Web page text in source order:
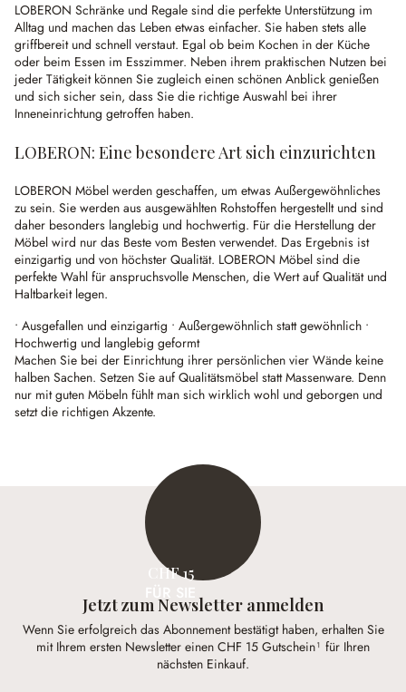
LOBERON Schränke und Regale sind die perfekte Unterstützung im
Alltag und machen das Leben etwas einfacher. Sie haben stets alle
griffbereit und schnell verstaut. Egal ob beim Kochen in der Küche
oder beim Essen im Esszimmer. Neben ihrem praktischen Nutzen bei
jeder Tätigkeit können Sie zugleich einen schönen Anblick genießen
und sich sicher sein, dass Sie die richtige Auswahl bei ihrer
Inneneinrichtung getroffen haben.
LOBERON: Eine besondere Art sich einzurichten
LOBERON Möbel werden geschaffen, um etwas Außergewöhnliches
zu sein. Sie werden aus ausgewählten Rohstoffen hergestellt und sind
daher besonders langlebig und hochwertig. Für die Herstellung der
Möbel wird nur das Beste vom Besten verwendet. Das Ergebnis ist
einzigartig und von höchster Qualität. LOBERON Möbel sind die
perfekte Wahl für anspruchsvolle Menschen, die Wert auf Qualität und
Haltbarkeit legen.
• Ausgefallen und einzigartig • Außergewöhnlich statt gewöhnlich •
Hochwertig und langlebig geformt
Machen Sie bei der Einrichtung ihrer persönlichen vier Wände keine
halben Sachen. Setzen Sie auf Qualitätsmöbel statt Massenware. Denn
nur mit guten Möbeln fühlt man sich wirklich wohl und geborgen und
setzt die richtigen Akzente.
CHF 15
Jetzt zum Newsletter anmelden
Wenn Sie erfolgreich das Abonnement bestätigt haben, erhalten Sie
mit Ihrem ersten Newsletter einen CHF 15 Gutschein¹ für Ihren
nächsten Einkauf.